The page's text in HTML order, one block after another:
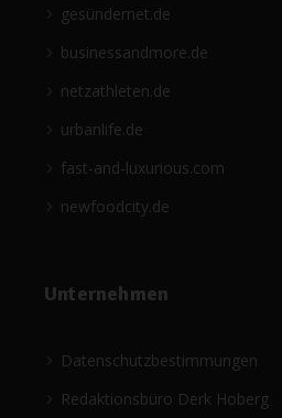
gesündernet.de
businessandmore.de
netzathleten.de
urbanlife.de
fast-and-luxurious.com
newfoodcity.de
Unternehmen
Datenschutzbestimmungen
Redaktionsbüro Derk Hoberg